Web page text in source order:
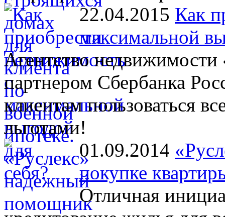
22.04.2015 Как
максимальной
Агентство
партнером Сбербанка
клиентам пользоваться
льготами!
01.09.2014
покупке
Отличная